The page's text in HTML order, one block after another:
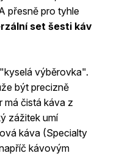
přesně pro tyhle
set šesti káv
výběrovka".
být precizně
má čistá káva z
zážitek umí
káva (Specialty
kávovým